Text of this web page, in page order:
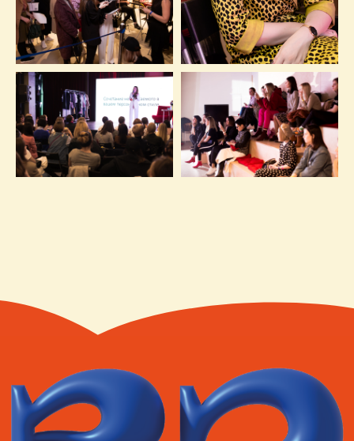
Контакты
СМИ о нас
Кейсы
Направления
Услуги
О компании
Екатеринбург, ул. Малышева,
71, оф. 805